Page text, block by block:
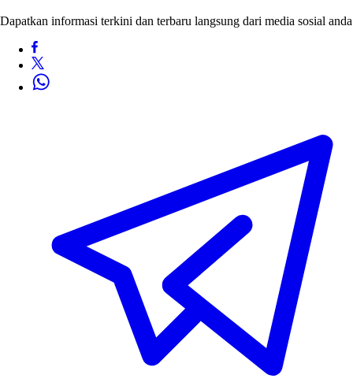
Dapatkan informasi terkini dan terbaru langsung dari media sosial anda